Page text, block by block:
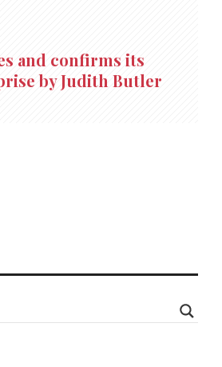
and confirms its
by Judith Butler